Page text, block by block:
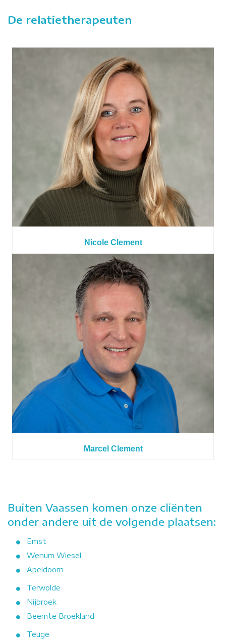
De relatietherapeuten
Nicole Clement
Marcel Clement
Buiten Vaassen komen onze cliënten
onder andere uit de volgende plaatsen:
Emst
Wenum Wiesel
Apeldoorn
Terwolde
Nijbroek
Beemte Broekland
Teuge